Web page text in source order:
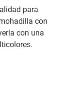
para
con
con una